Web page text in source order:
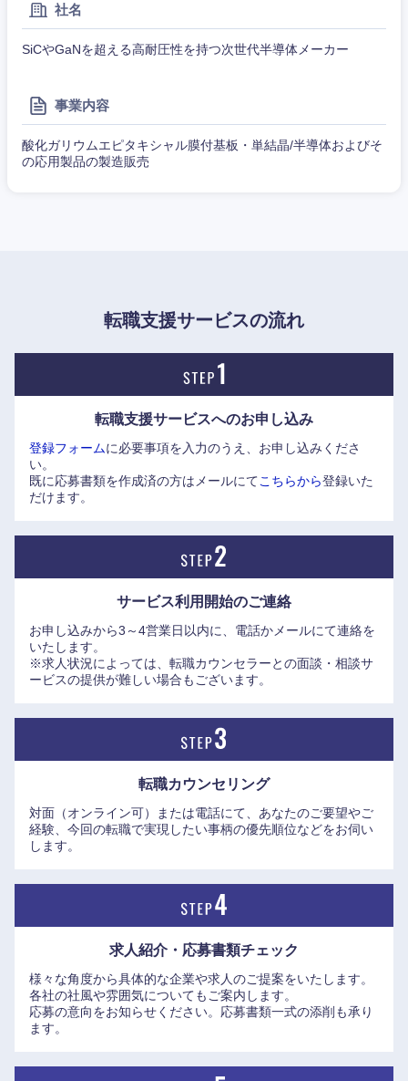
社名
SiCやGaNを超える高耐圧性を持つ次世代半導体メーカー
事業内容
酸化ガリウムエピタキシャル膜付基板・単結晶/半導体およびそ
の応用製品の製造販売
転職支援サービスの流れ
転職支援サービスへのお申し込み
登録フォームに必要事項を入力のうえ、お申し込みくださ
い。
既に応募書類を作成済の方はメールにてこちらから登録いた
だけます。
サービス利用開始のご連絡
お申し込みから3～4営業日以内に、電話かメールにて連絡を
いたします。
※求人状況によっては、転職カウンセラーとの面談・相談サ
ービスの提供が難しい場合もございます。
転職カウンセリング
対面（オンライン可）または電話にて、あなたのご要望やご
経験、今回の転職で実現したい事柄の優先順位などをお伺い
します。
求人紹介・応募書類チェック
様々な角度から具体的な企業や求人のご提案をいたします。
各社の社風や雰囲気についてもご案内します。
応募の意向をお知らせください。応募書類一式の添削も承り
ます。
ル
不動産専
建設・施
工管理
法律・特許事務所・監査法人
人材・アウトソーシング
サービス
石川県 福井県
山梨県 長野県
岐阜県 静岡県
愛知県 三重県